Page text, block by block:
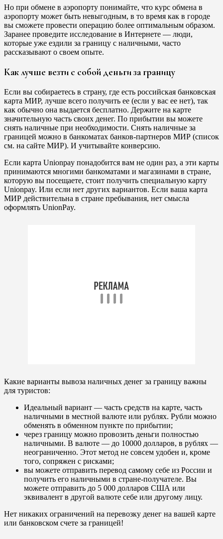
Но при обмене в аэропорту понимайте, что курс обмена в
аэропорту может быть невыгодным, в то время как в городе
вы сможете провести операцию более оптимальным образом.
Заранее проведите исследование в Интернете — люди,
которые уже ездили за границу с наличными, часто
рассказывают о своем опыте.
Как лучше везти с собой деньги за границу
Если вы собираетесь в страну, где есть российская банковская
карта МИР, лучше всего получить ее (если у вас ее нет), так
как обычно она выдается бесплатно. Держите на карте
значительную часть своих денег. По прибытии вы можете
снять наличные при необходимости. Снять наличные за
границей можно в банкоматах банков-партнеров МИР (список
см. на сайте МИР). И учитывайте конверсию.
Если карта Unionpay понадобится вам не один раз, а эти карты
принимаются многими банкоматами и магазинами в стране,
которую вы посещаете, стоит получить специальную карту
Unionpay. Или если нет других вариантов. Если ваша карта
МИР действительна в стране пребывания, нет смысла
оформлять UnionPay.
Какие варианты вывоза наличных денег за границу важны
для туристов:
Идеальный вариант — часть средств на карте, часть
наличными в местной валюте или рублях. Рубли можно
обменять в обменном пункте по прибытии;
через границу можно провозить деньги полностью
наличными. В валюте — до 10000 долларов, в рублях —
неограниченно. Этот метод не совсем удобен и, кроме
того, сопряжен с рисками;
вы можете отправить перевод самому себе из России и
получить его наличными в стране-получателе. Вы
можете отправить до 5 000 долларов США или
эквивалент в другой валюте себе или другому лицу.
Нет никаких ограничений на перевозку денег на вашей карте
или банковском счете за границей!